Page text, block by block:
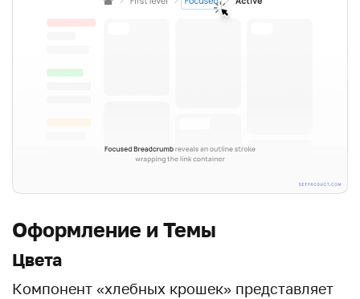
Оформление и Темы
Цвета
Компонент «хлебных крошек» представляет